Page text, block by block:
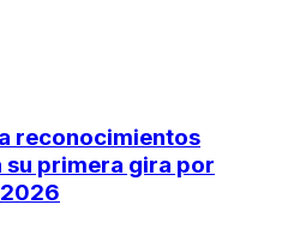
reconocimientos
primera gira por